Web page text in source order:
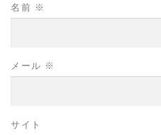
名前 ※
メール ※
サイト